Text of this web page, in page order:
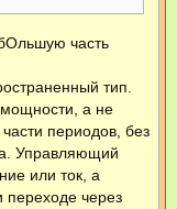
часть
тип.
мощности, а не
периодов, без
Управляющий
или ток, а
переходе через